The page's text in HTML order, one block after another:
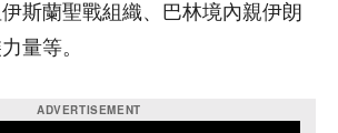
斯蘭聖戰組織、巴林境內親伊朗
量等。